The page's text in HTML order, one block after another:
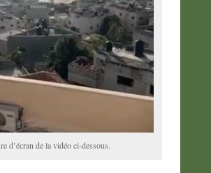
d’écran de la vidéo ci-dessous.